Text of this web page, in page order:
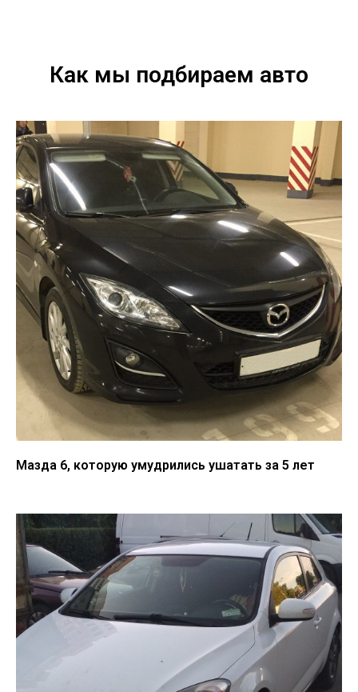
Как мы подбираем авто
Мазда 6, которую умудрились ушатать за 5 лет